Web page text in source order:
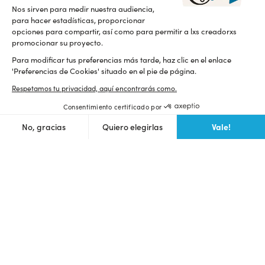
Nos sirven para medir nuestra audiencia,
para hacer estadísticas, proporcionar
opciones para compartir, así como para permitir a lxs creadorxs
promocionar su proyecto.
Para modificar tus preferencias más tarde, haz clic en el enlace
'Preferencias de Cookies' situado en el pie de página.
Respetamos tu privacidad, aquí encontrarás como.
Consentimiento certificado por
No, gracias Quiero elegirlas Vale!
Lee nuestro manifesto
Términos de uso Cookies Privacidad